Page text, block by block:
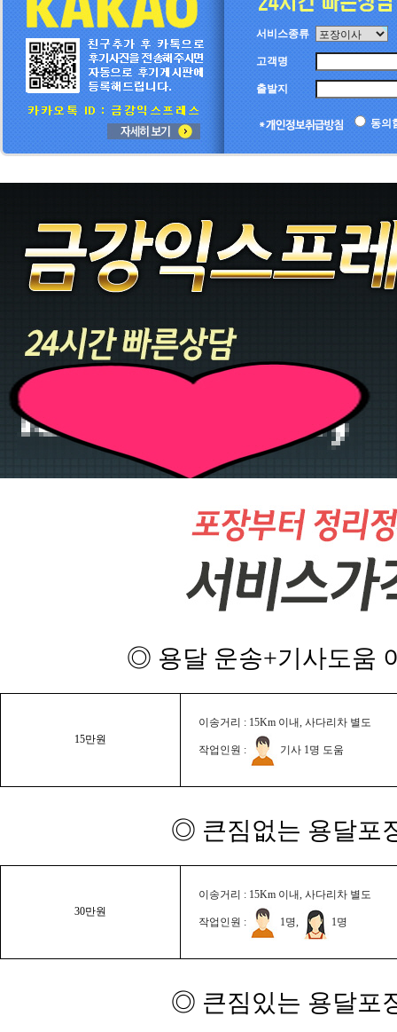
서비스종류
고객명
출발지
동의
◎ 용달 운송+기사도움
15만원
이송거리 : 15Km 이내, 사다리차 별도
작업인원 : 기사 1명 도움
◎ 큰짐없는 용달포
30만원
이송거리 : 15Km 이내, 사다리차 별도
작업인원 : 1명, 1명
◎ 큰짐있는 용달포